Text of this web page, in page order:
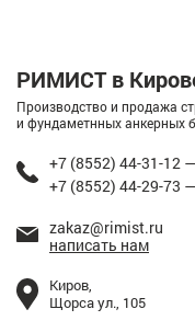
РИМИСТ в
Производство и продажа
и фундаметнных анкерных
+7 (8552) 44-31-12
+7 (8552) 44-29-73
zakaz@rimist.ru
написать нам
Киров,
Щорса ул., 105